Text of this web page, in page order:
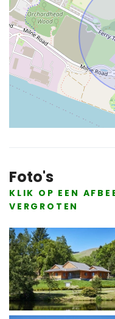
Foto's
KLIK OP EEN
VERGROTEN